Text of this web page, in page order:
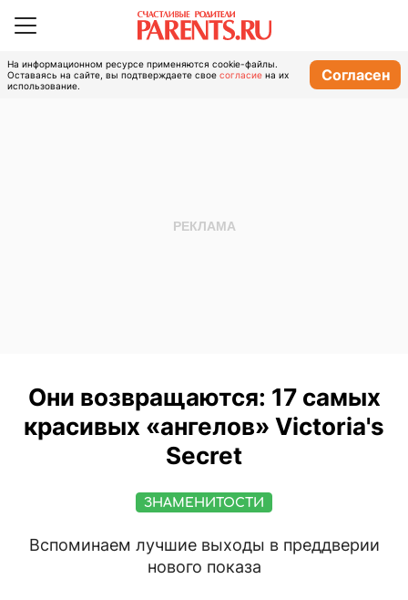
На информационном ресурсе применяются cookie-файлы.
Оставаясь на сайте, вы подтверждаете свое согласие на их
использование.
Согласен
Они возвращаются: 17 самых
красивых «ангелов» Victoria's
Secret
ЗНАМЕНИТОСТИ
Вспоминаем лучшие выходы в преддверии
нового показа